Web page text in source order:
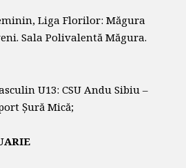
Liga Florilor: Măgura
Sala Polivalentă Măgura.
U13: CSU Andu Sibiu –
Șură Mică;